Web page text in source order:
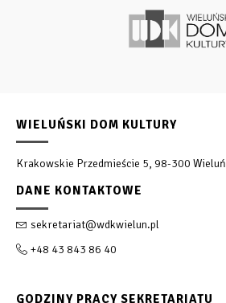
WIELUŃSKI DOM KULTURY
Krakowskie Przedmieście 5, 98-300 Wieluń
DANE KONTAKTOWE
sekretariat@wdkwielun.pl
+48 43 843 86 40
GODZINY PRACY SEKRETARIATU